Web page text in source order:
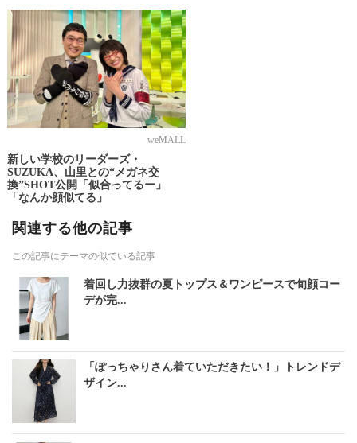
weMALL
新しい学校のリーダーズ・
SUZUKA、山里との“メガネ交
換”SHOT公開「似合ってるー」
「なんか顔似てる」
関連する他の記事
この記事にテーマの似ている記事
着回し力抜群の夏トップス＆ワンピースで旬顔コー
デが完...
「ぽっちゃりさん着ていただきたい！」トレンドデ
ザイン...